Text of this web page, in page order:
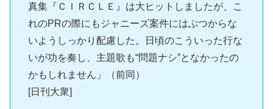
真集『ＣＩＲＣＬＥ』は大ヒットしましたが、こ
れのPRの際にもジャニーズ案件にはぶつからな
いようしっかり配慮した。日頃のこういった行な
いが功を奏し、主題歌も“問題ナシ”となかったの
かもしれません」（前同）
[日刊大衆]